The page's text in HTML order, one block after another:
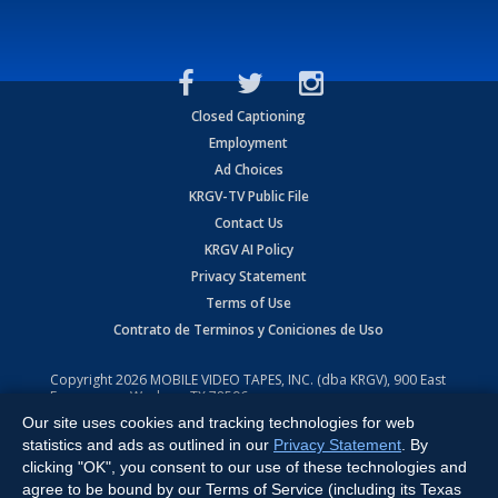
Closed Captioning
Employment
Ad Choices
KRGV-TV Public File
Contact Us
KRGV AI Policy
Privacy Statement
Terms of Use
Contrato de Terminos y Coniciones de Uso
Copyright2026 MOBILE VIDEO TAPES, INC. (dba KRGV), 900 East
Expressway, Weslaco, TX 78596.
All Rights Reserved. Powered by:Ruby Shore Software
Our site uses cookies and tracking technologies for web
statistics and ads as outlined in our Privacy Statement . By
clicking "OK", you consent to our use of these technologies and
agree to be bound by our Terms of Service (including its Texas